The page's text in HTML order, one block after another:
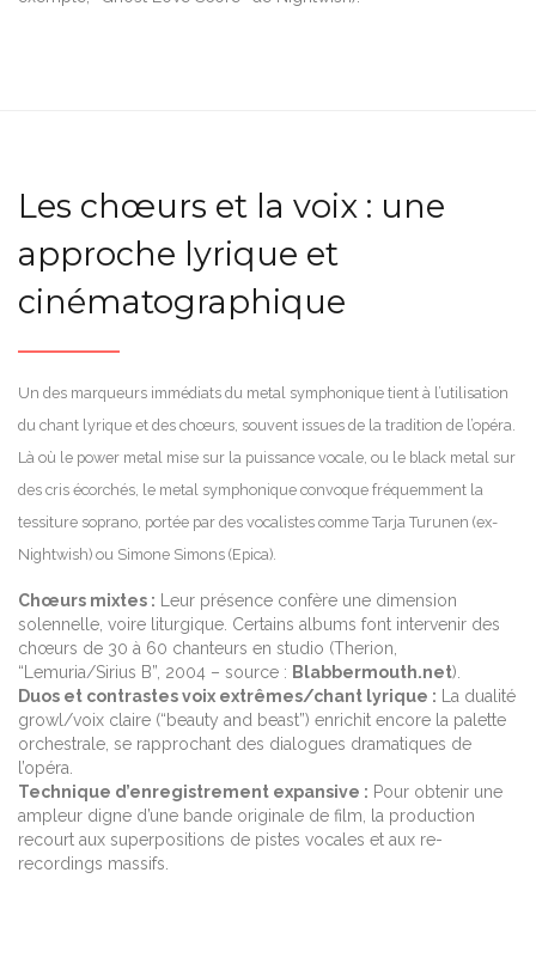
Les chœurs et la voix : une
approche lyrique et
cinématographique
Un des marqueurs immédiats du metal symphonique tient à l’utilisation
du chant lyrique et des chœurs, souvent issues de la tradition de l’opéra.
Là où le power metal mise sur la puissance vocale, ou le black metal sur
des cris écorchés, le metal symphonique convoque fréquemment la
tessiture soprano, portée par des vocalistes comme Tarja Turunen (ex-
Nightwish) ou Simone Simons (Epica).
Chœurs mixtes : Leur présence confère une dimension
solennelle, voire liturgique. Certains albums font intervenir des
chœurs de 30 à 60 chanteurs en studio (Therion,
“Lemuria/Sirius B”, 2004 – source : Blabbermouth.net).
Duos et contrastes voix extrêmes/chant lyrique : La dualité
growl/voix claire (“beauty and beast”) enrichit encore la palette
orchestrale, se rapprochant des dialogues dramatiques de
l’opéra.
Technique d’enregistrement expansive : Pour obtenir une
ampleur digne d’une bande originale de film, la production
recourt aux superpositions de pistes vocales et aux re-
recordings massifs.